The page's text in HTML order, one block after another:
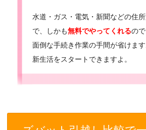
水道・ガス・電気・新聞などの住
で、しかも無料でやってくれるの
面倒な手続き作業の手間が省けま
新生活をスタートできますよ。